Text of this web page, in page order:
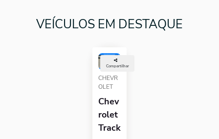
VEÍCULOS EM DESTAQUE
Compartilhar
CHEVR
OLET
Chev
Rolet
Track